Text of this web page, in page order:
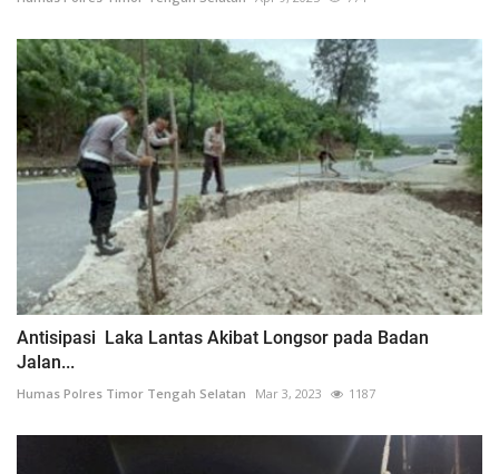
Antisipasi Laka Lantas Akibat Longsor pada Badan
Jalan...
Humas Polres Timor Tengah Selatan Mar 3, 2023 1187